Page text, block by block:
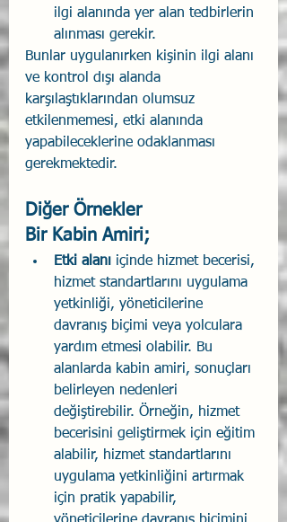
ilgi alanında yer alan tedbirlerin
alınması gerekir.
Bunlar uygulanırken kişinin ilgi alanı
ve kontrol dışı alanda
karşılaştıklarından olumsuz
etkilenmemesi, etki alanında
yapabileceklerine odaklanması
gerekmektedir.
Diğer Örnekler
Bir Kabin Amiri;
Etki alanı içinde hizmet becerisi,
hizmet standartlarını uygulama
yetkinliği, yöneticilerine
davranış biçimi veya yolculara
yardım etmesi olabilir. Bu
alanlarda kabin amiri, sonuçları
belirleyen nedenleri
değiştirebilir. Örneğin, hizmet
becerisini geliştirmek için eğitim
alabilir, hizmet standartlarını
uygulama yetkinliğini artırmak
için pratik yapabilir,